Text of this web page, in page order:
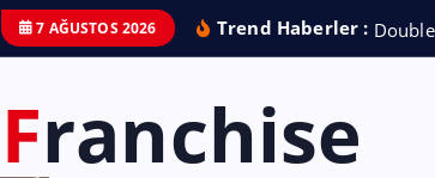
7 AĞUSTOS 2026 Trend Haberler : Double
Franchise